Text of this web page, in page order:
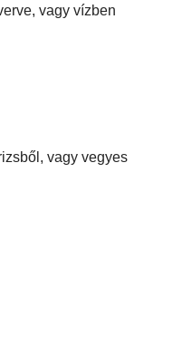
vagy vízben
vagy vegyes